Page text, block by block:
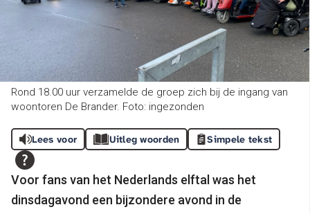
Rond 18.00 uur verzamelde de groep zich bij de ingang van
woontoren De Brander. Foto: ingezonden
Lees voor Uitleg woorden Simpele tekst
Voor fans van het Nederlands elftal was het
dinsdagavond een bijzondere avond in de